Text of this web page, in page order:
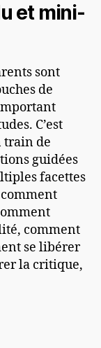
et mini-
sont
de
C’est
train de
guidées
facettes
comment
comment
se libérer
la critique,